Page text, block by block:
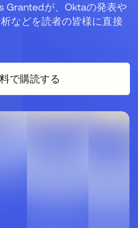
Grantedが、Oktaの発表や
などを読者の皆様に直接
で購読する
新しいタブで開く